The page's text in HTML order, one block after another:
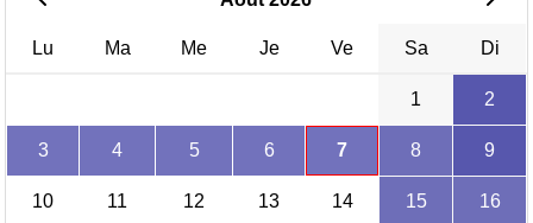
Lu Ma Me Je Ve Sa Di
1 2
3 4 5 6 7 8 9
10 11 12 13 14 15 16